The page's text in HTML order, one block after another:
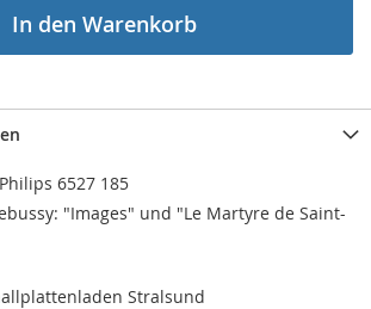
In den Warenkorb
Philips 6527 185
"Images" und "Le Martyre de Saint-
Stralsund